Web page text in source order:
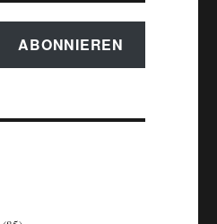
ABONNIEREN